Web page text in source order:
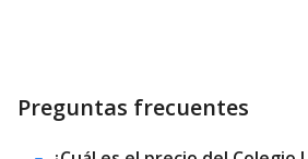
Preguntas frecuentes